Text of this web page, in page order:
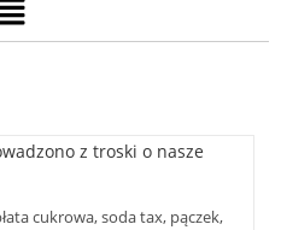
cukrowa, soda tax, pączek,